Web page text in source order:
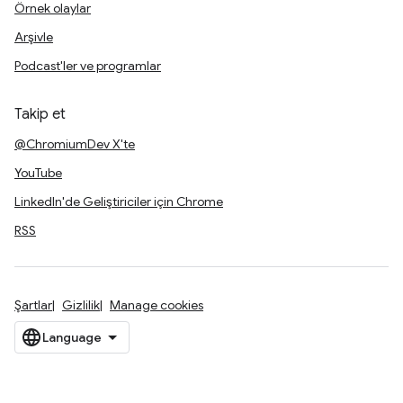
Örnek olaylar
Arşivle
Podcast'ler ve programlar
Takip et
@ChromiumDev X'te
YouTube
LinkedIn'de Geliştiriciler için Chrome
RSS
Şartlar Gizlilik Manage cookies